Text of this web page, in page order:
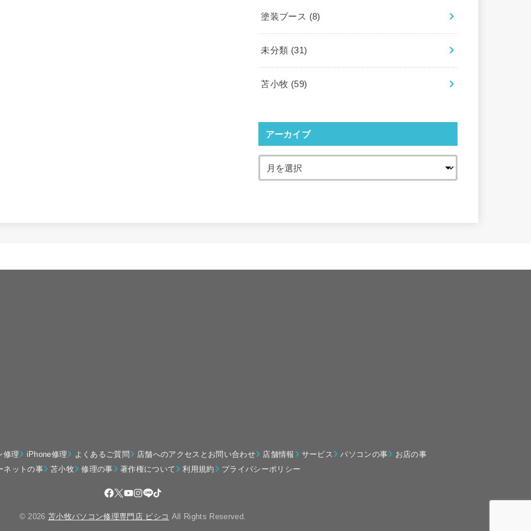
塗装ブース (8)
未分類 (31)
苫小牧 (59)
アーカイブ
修理 iPhone修理 よくあるご質問 店舗へのアクセスとお問い合わせ 店舗情報 サービス パソコンの事
お店の事
ネットの事
苫小牧 修理の事 著作権について 利用規約 プライバシーポリシー
© 2026苫小牧パソコン修理専門店 ピシコ All Rights Reserved.